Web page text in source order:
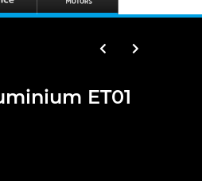
ET01